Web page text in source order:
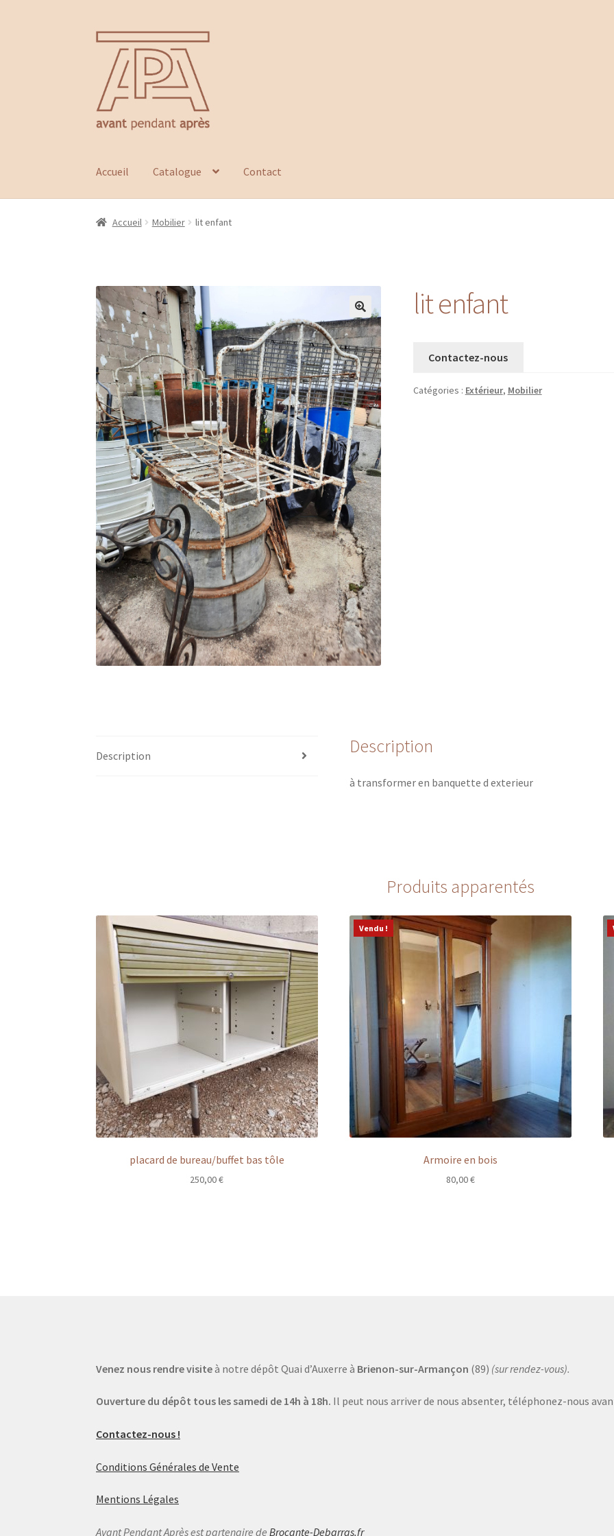
Aller
navigation
Aller
contenu
Accueil Catalogue Contact
Accueil Mobilier lit enfant
lit enfant
Contactez-nous
Catégories : Extérieur, Mobilier
Description Description
à transformer en banquette d exterieur
Produits apparentés
placard de bureau/buffet bas tôle
250,00€
Vendu !
Armoire en bois
80,00€
Venez nous rendre visiteà notre dépôt Quai d’Auxerre à Brienon-sur-Armançon (89) (sur rendez-vous).
Ouverture du dépôt tous les samedi de 14h à 18h. Il peut nous arriver de nous absenter, téléphonez-nous
Contactez-nous !
Conditions Générales de Vente
Mentions Légales
Avant Pendant Après est partenaire deBrocante-Debarras.fr